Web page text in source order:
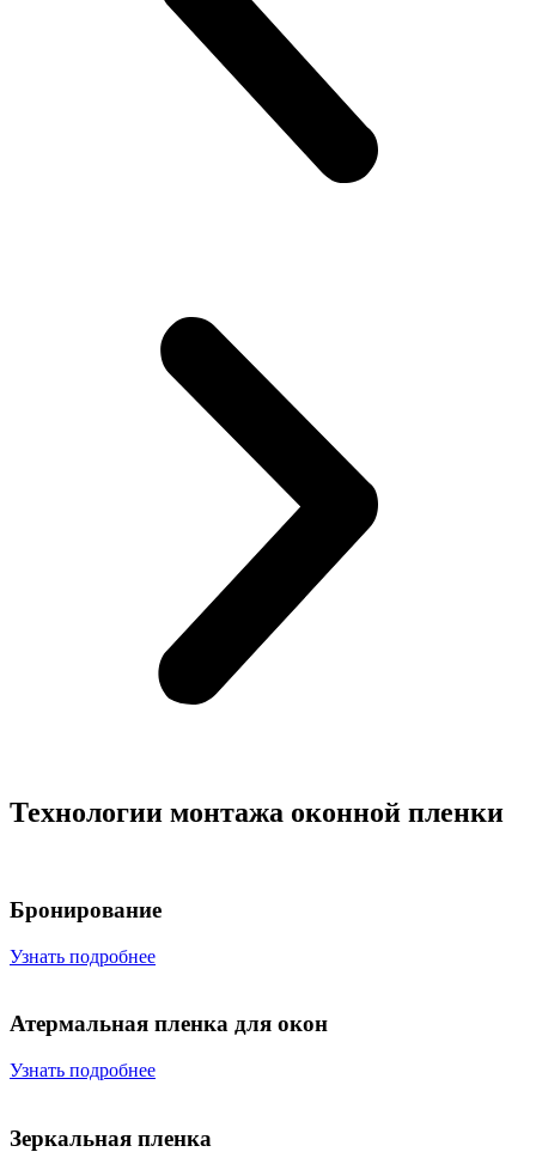
Технологии монтажа оконной пленки
Бронирование
Узнать подробнее
Атермальная пленка для окон
Узнать подробнее
Зеркальная пленка